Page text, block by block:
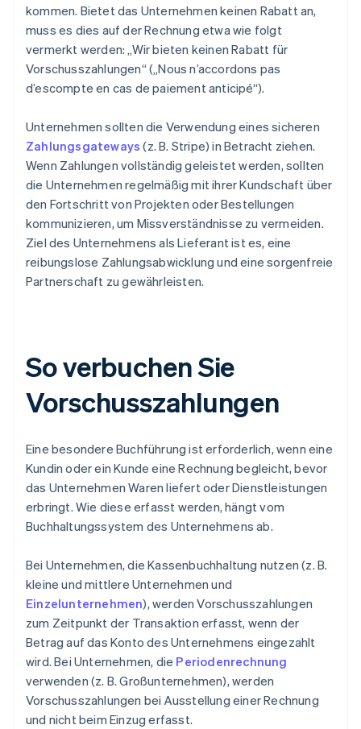
kommen. Bietet das Unternehmen keinen Rabatt an,
muss es dies auf der Rechnung etwa wie folgt
vermerkt werden: „Wir bieten keinen Rabatt für
Vorschusszahlungen“ („Nous n’accordons pas
d’escompte en cas de paiement anticipé“).
Unternehmen sollten die Verwendung eines sicheren
Zahlungsgateways (z. B. Stripe) in Betracht ziehen.
Wenn Zahlungen vollständig geleistet werden, sollten
die Unternehmen regelmäßig mit ihrer Kundschaft über
den Fortschritt von Projekten oder Bestellungen
kommunizieren, um Missverständnisse zu vermeiden.
Ziel des Unternehmens als Lieferant ist es, eine
reibungslose Zahlungsabwicklung und eine sorgenfreie
Partnerschaft zu gewährleisten.
So verbuchen Sie
Vorschusszahlungen
Eine besondere Buchführung ist erforderlich, wenn eine
Kundin oder ein Kunde eine Rechnung begleicht, bevor
das Unternehmen Waren liefert oder Dienstleistungen
erbringt. Wie diese erfasst werden, hängt vom
Buchhaltungssystem des Unternehmens ab.
Bei Unternehmen, die Kassenbuchhaltung nutzen (z. B.
kleine und mittlere Unternehmen und
Einzelunternehmen), werden Vorschusszahlungen
zum Zeitpunkt der Transaktion erfasst, wenn der
Betrag auf das Konto des Unternehmens eingezahlt
wird. Bei Unternehmen, die Periodenrechnung
verwenden (z. B. Großunternehmen), werden
Vorschusszahlungen bei Ausstellung einer Rechnung
und nicht beim Einzug erfasst.